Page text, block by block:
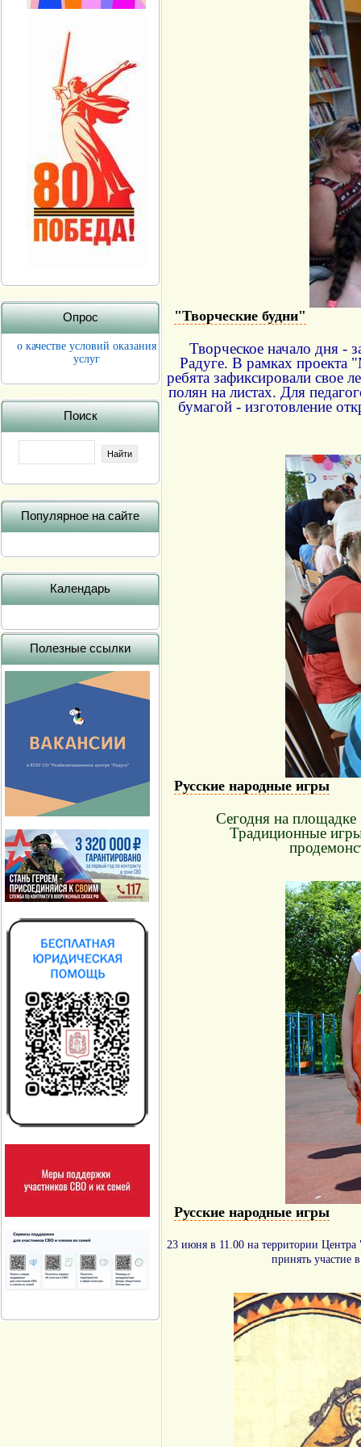
Опрос
о качестве условий оказания
услуг
Поиск
Популярное на сайте
Календарь
Полезные ссылки
"Творческие будни"
Творческое начало дня -
Радуге. В рамках проекта
ребята зафиксировали свое
полян на листах. Для
бумагой - изготовление
Русские народные игры
Сегодня на
Традиционные
Русские народные игры
23 июня в 11.00 на территории
принять участие